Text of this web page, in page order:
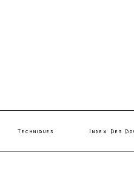
Techniques Index Des